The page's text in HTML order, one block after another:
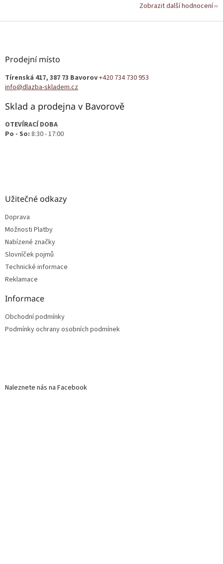
Zobrazit další hodnocení
Z
Prodejní místo
Tírenská 417, 387 73 Bavorov+420 734 730 953
info@dlazba-skladem.cz
Sklad a prodejna v Bavorově
OTEVÍRACÍ DOBA
Po - So: 8:30 - 17:00
Užitečné odkazy
Doprava
Možnosti Platby
Nabízené značky
Slovníček pojmů
Technické informace
Reklamace
Informace
Obchodní podmínky
Podmínky ochrany osobních podmínek
Naleznete nás na Facebook